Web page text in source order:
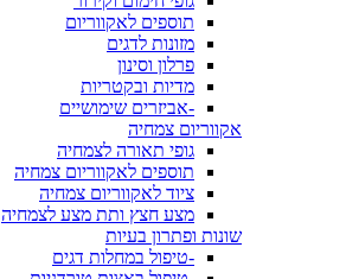
תוספים לאקווריום
מזונות לדגים
פרלון וסינון
מדיות ובקטריות
-אביזרים שימושיים
אקווריום צמחיה
גופי תאורה לצמחיה
תוספים לאקווריום צמחיה
ציוד לאקווריום צמחיה
מצע חצץ ותת מצע לצמחיה
שונות ופתרון בעיות
-טיפול במחלות דגים